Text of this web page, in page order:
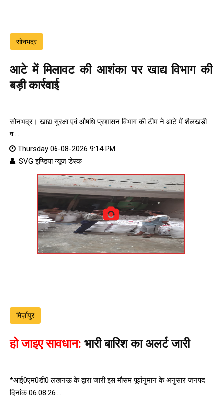
सोनभद्र
आटे में मिलावट की आशंका पर खाद्य विभाग की
बड़ी कार्रवाई
सोनभद्र। खाद्य सुरक्षा एवं औषधि प्रशासन विभाग की टीम ने आटे में शैलखड़ी
व....
Thursday 06-08-2026 9:14 PM
: SVG इण्डिया न्यूज डेस्क
मिर्ज़ापुर
हो जाइए सावधान: भारी बारिश का अलर्ट जारी
*आई0एम0डी0 लखनऊ के द्वारा जारी इस मौसम पूर्वानुमान के अनुसार जनपद
दिनांक 06.08.26....